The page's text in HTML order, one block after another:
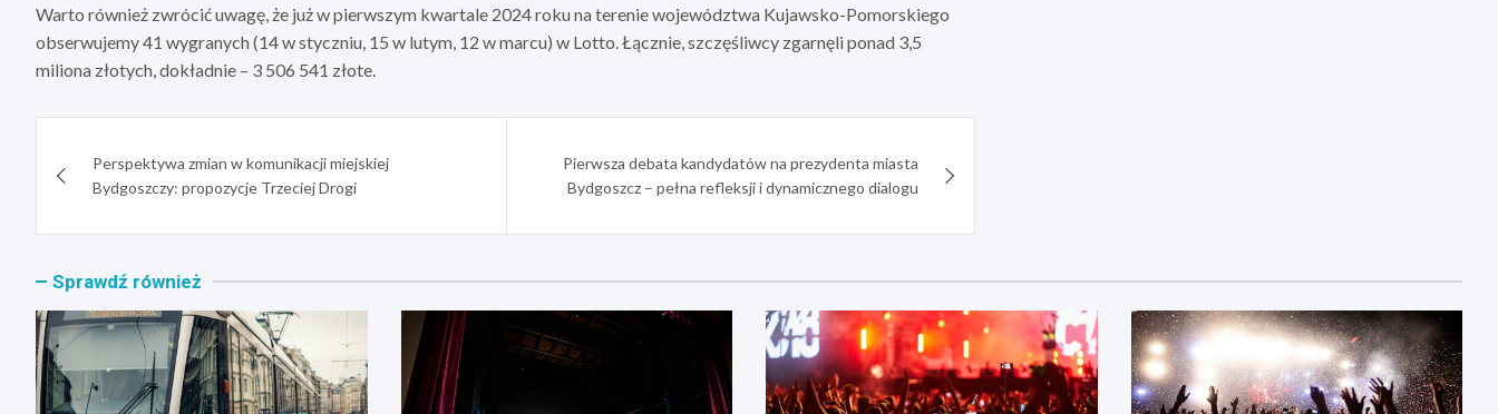
Warto również zwrócić uwagę, że już w pierwszym kwartale 2024 roku na terenie województwa Kujawsko-Pomorskiego
obserwujemy 41 wygranych (14 w styczniu, 15 w lutym, 12 w marcu) w Lotto. Łącznie, szczęśliwcy zgarnęli ponad 3,5
miliona złotych, dokładnie – 3 506 541 złote.
wpisuPerspektywa zmian w komunikacji miejskiej
Bydgoszczy: propozycje Trzeciej Drogi
Pierwsza debata kandydatów na prezydenta miasta
Bydgoszcz – pełna refleksji i dynamicznego dialogu
Sprawdź również